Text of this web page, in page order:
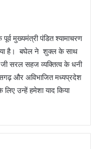
मुख्यमंत्री पंडित श्यामाचरण
है। बघेल ने शुक्ल के साथ
जी सरल सहज व्यक्तित्व के धनी
और अविभाजित मध्यप्रदेश
उन्हें हमेशा याद किया